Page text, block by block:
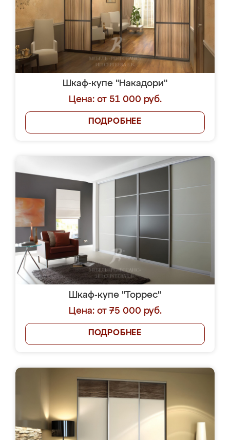
Шкаф-купе "Накадори"
Цена: от 51 000 руб.
ПОДРОБНЕЕ
Шкаф-купе "Торрес"
Цена: от 75 000 руб.
ПОДРОБНЕЕ